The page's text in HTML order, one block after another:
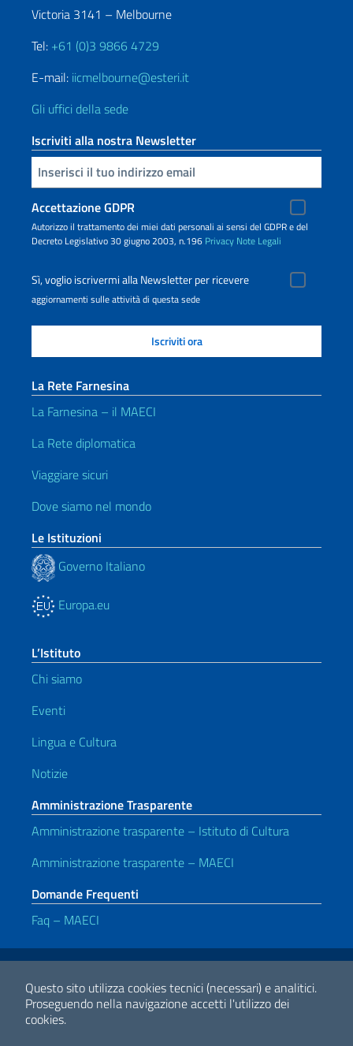
Questo sito utilizza cookies tecnici (necessari) e analitici.
Proseguendo nella navigazione accetti l'utilizzo dei
cookies.
Victoria 3141 – Melbourne
Tel: +61 (0)3 9866 4729
E-mail: iicmelbourne@esteri.it
Gli uffici della sede
Iscriviti alla nostra Newsletter
Inserisci la tua email
Accettazione GDPR
Autorizzo il trattamento dei miei dati personali ai sensi del GDPR e del
Decreto Legislativo 30 giugno 2003, n.196 Privacy Note Legali
Sì, voglio iscrivermi alla Newsletter per ricevere
aggiornamenti sulle attività di questa sede
La Rete Farnesina
La Farnesina – il MAECI
La Rete diplomatica
Viaggiare sicuri
Dove siamo nel mondo
Le Istituzioni
Governo Italiano
Europa.eu
L’Istituto
Chi siamo
Eventi
Lingua e Cultura
Notizie
Amministrazione Trasparente
Amministrazione trasparente – Istituto di Cultura
Amministrazione trasparente – MAECI
Domande Frequenti
Faq – MAECI
Link Utili